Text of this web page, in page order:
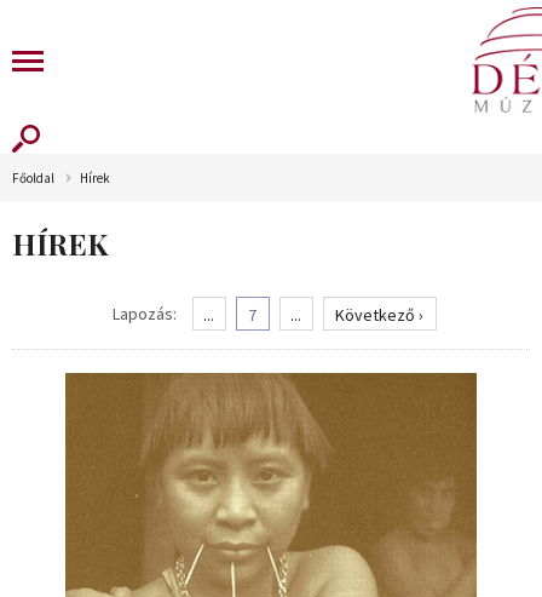
Főoldal Hírek
HÍREK
Lapozás: ... 7 ... Következő ›